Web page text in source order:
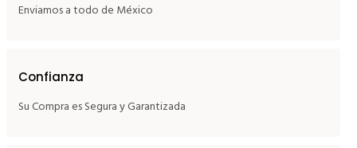
Enviamos a todo de México
Confianza
Su Compra es Segura y Garantizada